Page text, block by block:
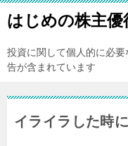
はじめの株主
投資に関して個人的に必
告が含まれています
イライラした時